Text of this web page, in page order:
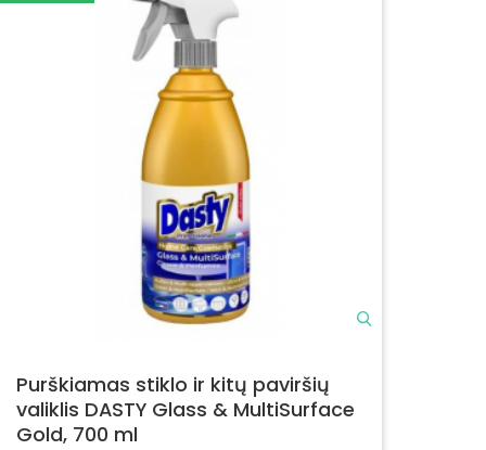
Purškiamas stiklo ir kitų paviršių
valiklis DASTY Glass & MultiSurface
Gold, 700 ml